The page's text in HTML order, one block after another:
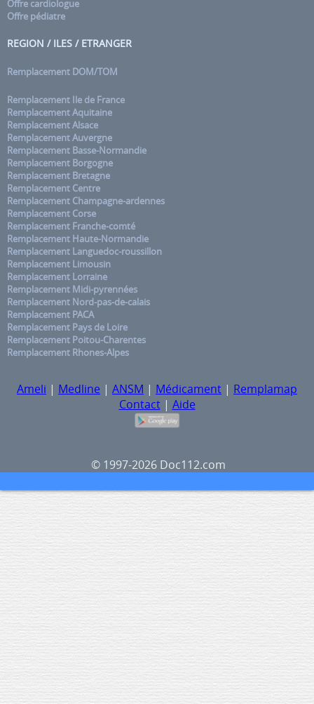
Offre cardiologue
Offre pédiatre
REGION / ILES / ETRANGER
Remplacement DOM/TOM
Remplacement Ile de France
Remplacement Aquitaine
Remplacement Alsace
Remplacement Auvergne
Remplacement Basse-Normandie
Remplacement Borgogne
Remplacement Bretagne
Remplacement Centre
Remplacement Champagne-ardennes
Remplacement Corse
Remplacement Franche-comté
Remplacement Haute-Normandie
Remplacement Languedoc-roussillon
Remplacement Limousin
Remplacement Lorraine
Remplacement Midi-pyrennées
Remplacement Nord-pas-de-calais
Remplacement PACA
Remplacement Pays de Loire
Remplacement Poitou-Charentes
Remplacement Rhones-Alpes
Ameli | Medline | ANSM | Médicament | Remplamap
Contact| Aide
© 1997-2026 Doc112.com